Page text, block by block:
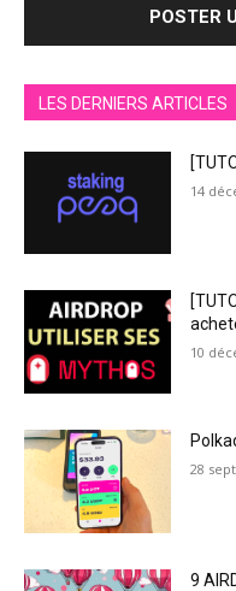
LES DERNIERS ARTICLES
14
10
28
9